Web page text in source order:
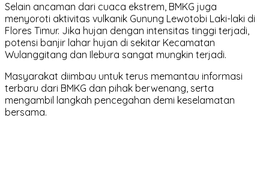
Selain ancaman dari cuaca ekstrem, BMKG juga
menyoroti aktivitas vulkanik Gunung Lewotobi Laki-laki di
Flores Timur. Jika hujan dengan intensitas tinggi terjadi,
potensi banjir lahar hujan di sekitar Kecamatan
Wulanggitang dan Ilebura sangat mungkin terjadi.
Masyarakat diimbau untuk terus memantau informasi
terbaru dari BMKG dan pihak berwenang, serta
mengambil langkah pencegahan demi keselamatan
bersama.